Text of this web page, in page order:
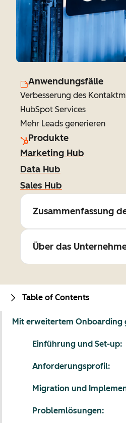
Anwendungsfälle
Verbesserung des
HubSpot Services
Mehr Leads generieren
Produkte
Marketing Hub
Data Hub
Sales Hub
Zusammenfassung
Über das
Table of Contents
Mit erweitertem Onboarding
Einführung und Set-up:
Anforderungsprofil:
Migration und
Problemlösungen: